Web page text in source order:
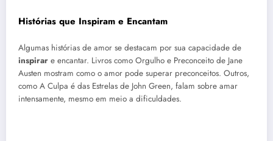
Histórias que Inspiram e Encantam
Algumas histórias de amor se destacam por sua capacidade de
inspirar e encantar. Livros como Orgulho e Preconceito de Jane
Austen mostram como o amor pode superar preconceitos. Outros,
como A Culpa é das Estrelas de John Green, falam sobre amar
intensamente, mesmo em meio a dificuldades.